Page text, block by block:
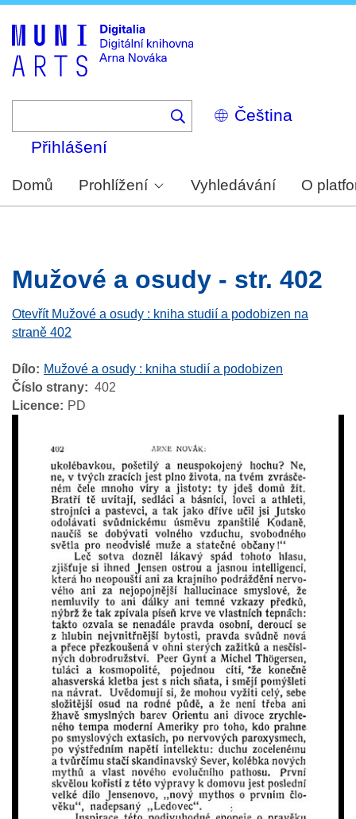
Select
your
Přihlášení
Domů Prohlížení Vyhledávání O
Mužové a osudy - str. 402
Otevřít Mužové a osudy : kniha studií a podobizen na
straně 402
Dílo
Mužové a osudy : kniha studií a podobizen
Číslo strany
402
Licence
PD